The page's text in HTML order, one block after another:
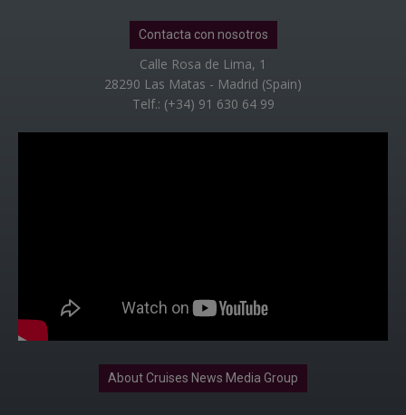
Contacta con nosotros
Calle Rosa de Lima, 1
28290 Las Matas - Madrid (Spain)
Telf.: (+34) 91 630 64 99
About Cruises News Media Group